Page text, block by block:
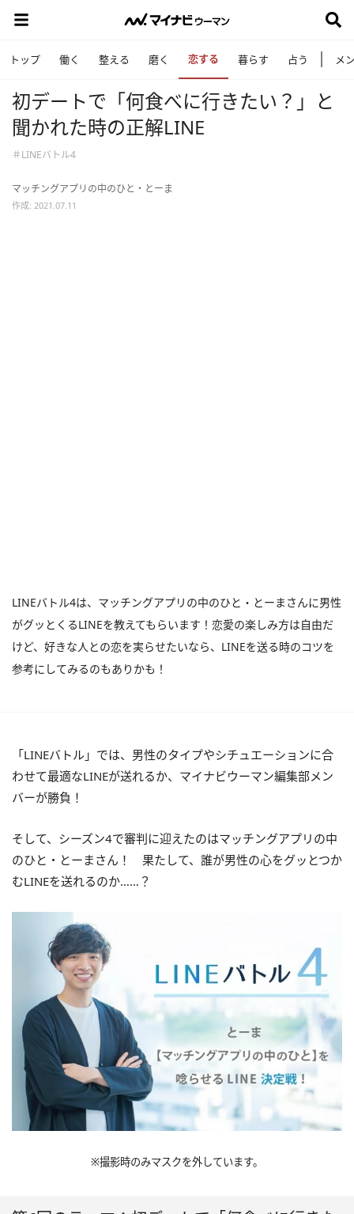
トップ 働く 整える 磨く 恋する 暮らす 占う メ
初デートで「何食べに行きたい？」と
聞かれた時の正解LINE
＃LINEバトル4
マッチングアプリの中のひと・とーま
作成: 2021.07.11
LINEバトル4は、マッチングアプリの中のひと・とーまさんに男性
がグッとくるLINEを教えてもらいます！恋愛の楽しみ方は自由だ
けど、好きな人との恋を実らせたいなら、LINEを送る時のコツを
参考にしてみるのもありかも！
「LINEバトル」では、男性のタイプやシチュエーションに合
わせて最適なLINEが送れるか、マイナビウーマン編集部メン
バーが勝負！
そして、シーズン4で審判に迎えたのはマッチングアプリの中
のひと・とーまさん！ 果たして、誰が男性の心をグッとつか
むLINEを送れるのか……？
※撮影時のみマスクを外しています。